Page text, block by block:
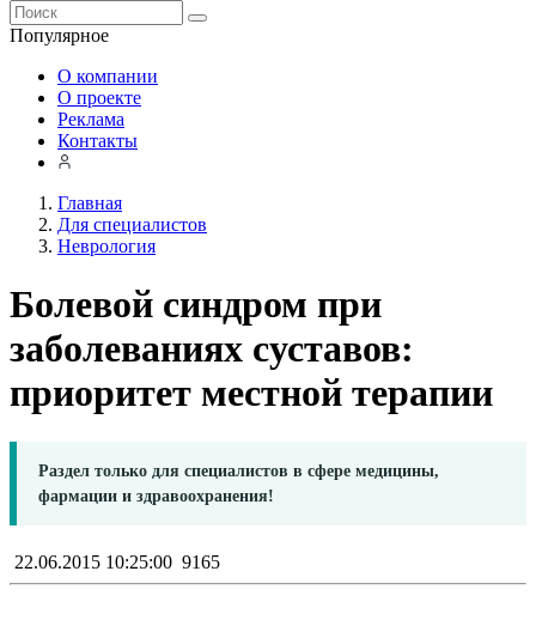
Популярное
О компании
О проекте
Реклама
Контакты
Главная
Для специалистов
Неврология
Болевой синдром при
заболеваниях суставов:
приоритет местной терапии
Раздел только для специалистов в сфере медицины,
фармации и здравоохранения!
22.06.2015 10:25:00 9165